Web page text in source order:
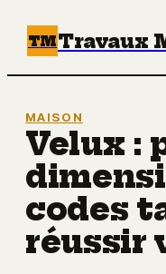
TMTravaux
MAISON
Velux :
codes
réussir